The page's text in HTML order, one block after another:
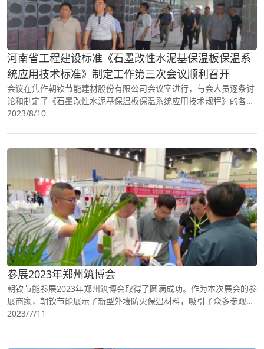
河南省工程建设标准《石墨改性水泥基保温板保温系
统应用技术标准》制定工作第三次会议顺利召开
会议在焦作朝钦节能建材股份有限公司会议室进行，与会人员逐条讨
论和制定了《石墨改性水泥基保温板保温系统应用技术规程》的各项
内容。经过大家的共同努力，已经形成了一份基本完善的标准版本。
2023/8/10
参展2023年郑州筑博会
朝钦节能参展2023年郑州筑博会取得了圆满成功。作为本次展会的参
展商家，朝钦节能展示了新型外墙防火保温材料，吸引了众多参观者
和潜在客户的关注。
2023/7/11